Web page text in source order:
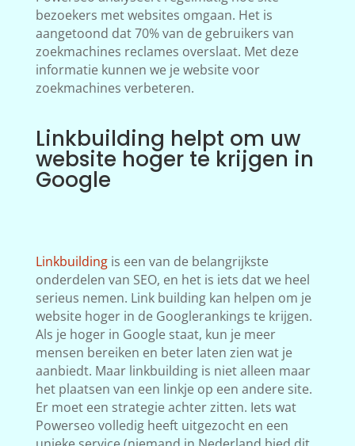
bezoekers met websites omgaan. Het is
aangetoond dat 70% van de gebruikers van
zoekmachines reclames overslaat. Met deze
informatie kunnen we je website voor
zoekmachines verbeteren.
Linkbuilding helpt om uw
website hoger te krijgen in
Google
Linkbuildingis een van de belangrijkste
onderdelen van SEO, en het is iets dat we heel
serieus nemen. Link building kan helpen om je
website hoger in de Googlerankings te krijgen.
Als je hoger in Google staat, kun je meer
mensen bereiken en beter laten zien wat je
aanbiedt. Maar linkbuilding is niet alleen maar
het plaatsen van een linkje op een andere site.
Er moet een strategie achter zitten. Iets wat
Powerseo volledig heeft uitgezocht en een